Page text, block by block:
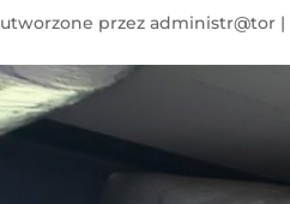
utworzone przezadministr@tor |